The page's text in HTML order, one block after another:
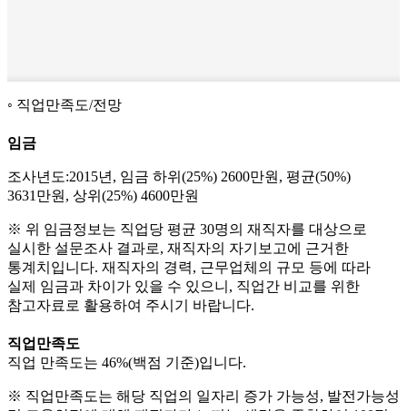
직업만족도/전망
임금
조사년도:2015년, 임금 하위(25%) 2600만원, 평균(50%)
3631만원, 상위(25%) 4600만원
※ 위 임금정보는 직업당 평균 30명의 재직자를 대상으로
실시한 설문조사 결과로, 재직자의 자기보고에 근거한
통계치입니다. 재직자의 경력, 근무업체의 규모 등에 따라
실제 임금과 차이가 있을 수 있으니, 직업간 비교를 위한
참고자료로 활용하여 주시기 바랍니다.
직업만족도
직업 만족도는 46%(백점 기준)입니다.
※ 직업만족도는 해당 직업의 일자리 증가 가능성, 발전가능성